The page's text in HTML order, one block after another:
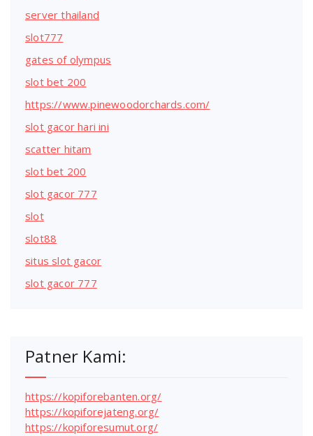
server thailand
slot777
gates of olympus
slot bet 200
https://www.pinewoodorchards.com/
slot gacor hari ini
scatter hitam
slot bet 200
slot gacor 777
slot
slot88
situs slot gacor
slot gacor 777
Patner Kami:
https://kopiforebanten.org/
https://kopiforejateng.org/
https://kopiforesumut.org/